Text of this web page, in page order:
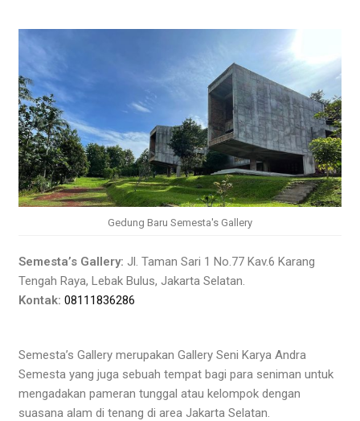
Gedung Baru Semesta's Gallery
Semesta’s Gallery:Jl. Taman Sari 1 No.77 Kav.6 Karang
Tengah Raya, Lebak Bulus, Jakarta Selatan.
Kontak: 08111836286
Semesta’s Gallery merupakan Gallery Seni Karya Andra
Semesta yang juga sebuah tempat bagi para seniman untuk
mengadakan pameran tunggal atau kelompok dengan
suasana alam di tenang di area Jakarta Selatan.